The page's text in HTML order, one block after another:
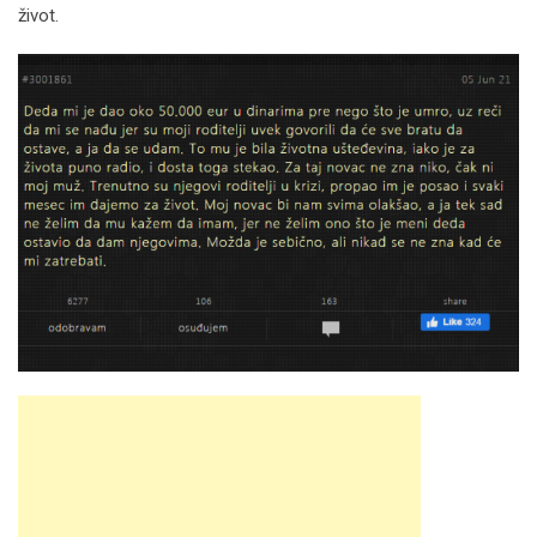
život.